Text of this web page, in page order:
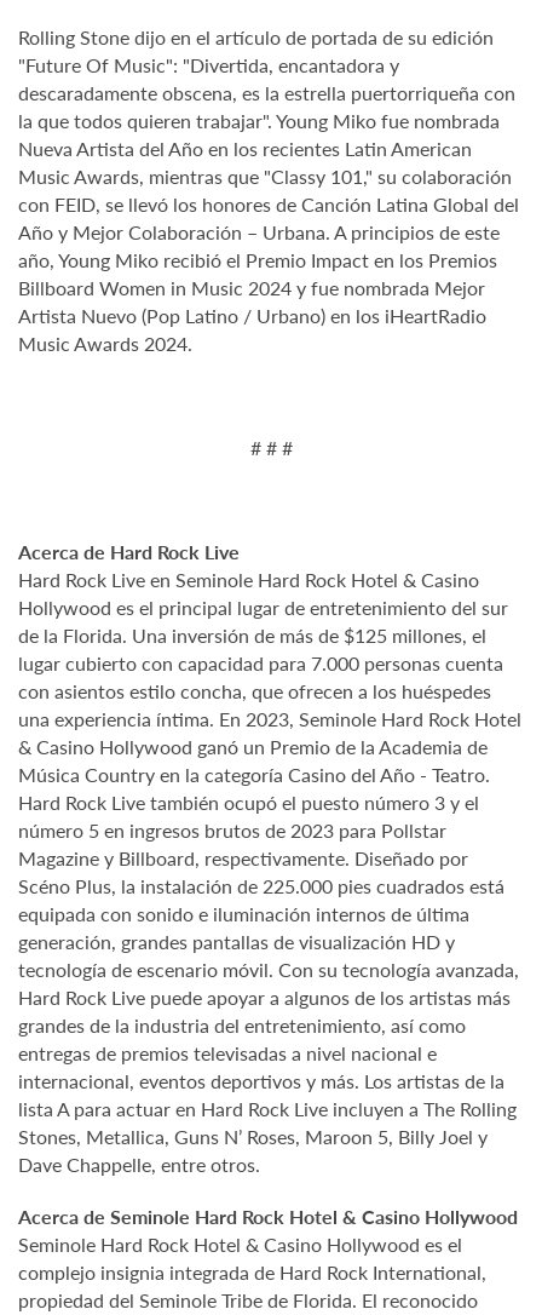
Rolling Stone dijo en el artículo de portada de su edición
"Future Of Music": "Divertida, encantadora y
descaradamente obscena, es la estrella puertorriqueña con
la que todos quieren trabajar". Young Miko fue nombrada
Nueva Artista del Año en los recientes Latin American
Music Awards, mientras que "Classy 101," su colaboración
con FEID, se llevó los honores de Canción Latina Global del
Año y Mejor Colaboración – Urbana. A principios de este
año, Young Miko recibió el Premio Impact en los Premios
Billboard Women in Music 2024 y fue nombrada Mejor
Artista Nuevo (Pop Latino / Urbano) en los iHeartRadio
Music Awards 2024.
# # #
Acerca de Hard Rock Live
Hard Rock Live en Seminole Hard Rock Hotel & Casino
Hollywood es el principal lugar de entretenimiento del sur
de la Florida. Una inversión de más de $125 millones, el
lugar cubierto con capacidad para 7.000 personas cuenta
con asientos estilo concha, que ofrecen a los huéspedes
una experiencia íntima. En 2023, Seminole Hard Rock Hotel
& Casino Hollywood ganó un Premio de la Academia de
Música Country en la categoría Casino del Año - Teatro.
Hard Rock Live también ocupó el puesto número 3 y el
número 5 en ingresos brutos de 2023 para Pollstar
Magazine y Billboard, respectivamente. Diseñado por
Scéno Plus, la instalación de 225.000 pies cuadrados está
equipada con sonido e iluminación internos de última
generación, grandes pantallas de visualización HD y
tecnología de escenario móvil. Con su tecnología avanzada,
Hard Rock Live puede apoyar a algunos de los artistas más
grandes de la industria del entretenimiento, así como
entregas de premios televisadas a nivel nacional e
internacional, eventos deportivos y más. Los artistas de la
lista A para actuar en Hard Rock Live incluyen a The Rolling
Stones, Metallica, Guns N’ Roses, Maroon 5, Billy Joel y
Dave Chappelle, entre otros.
Acerca de Seminole Hard Rock Hotel & Casino Hollywood
Seminole Hard Rock Hotel & Casino Hollywood es el
complejo insignia integrada de Hard Rock International,
propiedad del Seminole Tribe de Florida. El reconocido